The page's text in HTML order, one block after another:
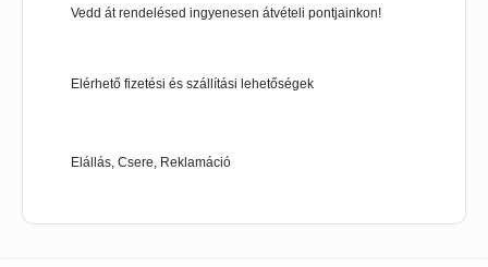
Vedd át rendelésed ingyenesen átvételi pontjainkon!
Elérhető fizetési és szállítási lehetőségek
Elállás, Csere, Reklamáció